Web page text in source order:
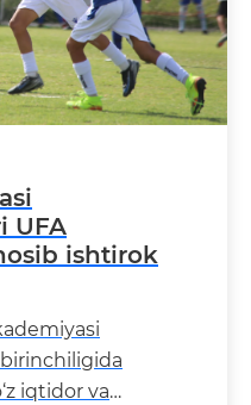
UFA
ishtirok
iqtidor va